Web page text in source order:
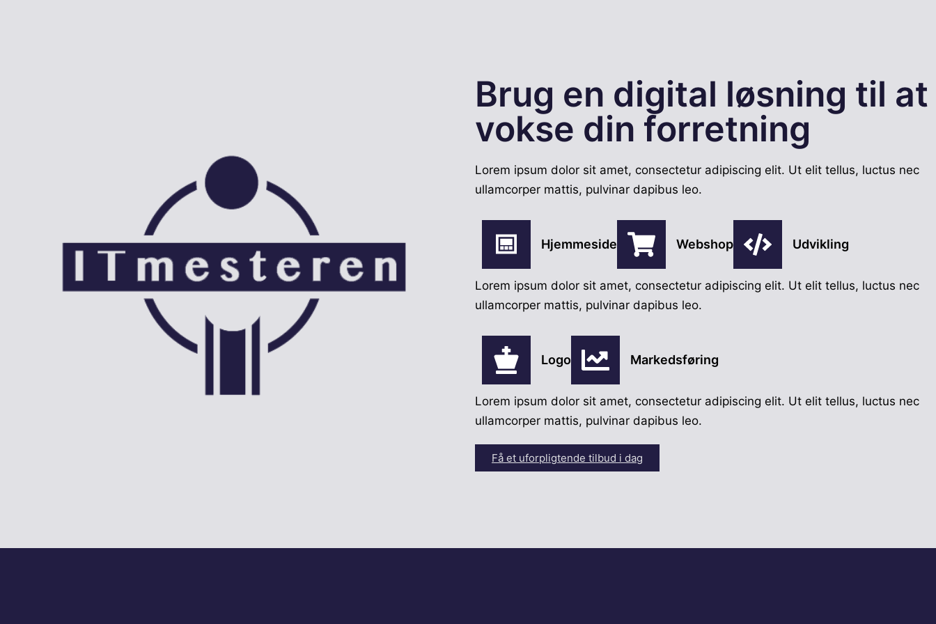
Brug en digital løsning til at
vokse din forretning
Lorem ipsum dolor sit amet, consectetur adipiscing elit. Ut elit tellus, luctus nec
ullamcorper mattis, pulvinar dapibus leo.
Hjemmeside Webshop Udvikling
Lorem ipsum dolor sit amet, consectetur adipiscing elit. Ut elit tellus, luctus nec
ullamcorper mattis, pulvinar dapibus leo.
Logo Markedsføring
Lorem ipsum dolor sit amet, consectetur adipiscing elit. Ut elit tellus, luctus nec
ullamcorper mattis, pulvinar dapibus leo.
Få et uforpligtende tilbud i dag